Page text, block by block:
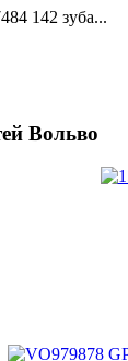
142 зуба...
Вольво